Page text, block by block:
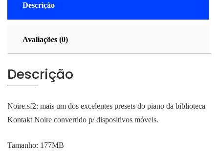
Descrição
Avaliações (0)
Descrição
Noire.sf2: mais um dos excelentes presets do piano da biblioteca
Kontakt Noire convertido p/ dispositivos móveis.
Tamanho: 177MB